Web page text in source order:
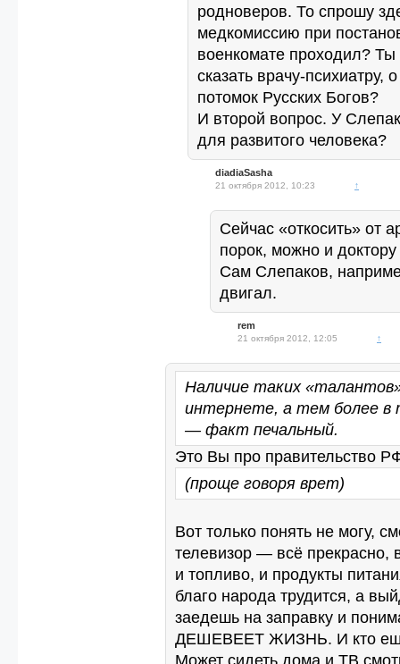
родноверов. То спрошу
медкомиссию при
военкомате проходил?
сказать врачу-психиатру,
потомок Русских Богов?
И второй вопрос. У
для развитого человека?
diadiaSasha
21 октября 2012, 10:23 ↑
Сейчас «откосить» от
порок, можно и доктору
Сам Слепаков,
двигал.
rem
21 октября 2012, 12:05 ↑
Наличие таких
интернете, а тем более в
— факт печальный.
Это Вы про правительство
(проще говоря врет)
Вот только понять не могу,
телевизор — всё прекрасно,
и топливо, и продукты
благо народа трудится, а
заедешь на заправку и
ДЕШЕВЕЕТ ЖИЗНЬ. И кто
Может сидеть дома и ТВ